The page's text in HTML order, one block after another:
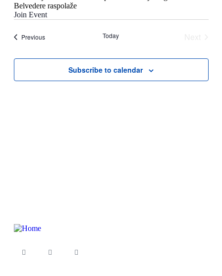
Belvedere raspolaže
Join Event
PreviousEvents Today
Subscribe to calendar